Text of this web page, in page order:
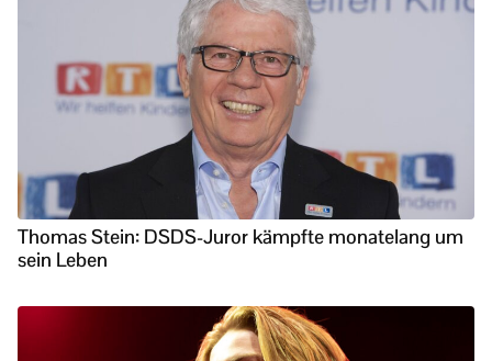
Thomas Stein: DSDS-Juror kämpfte monatelang um
sein Leben